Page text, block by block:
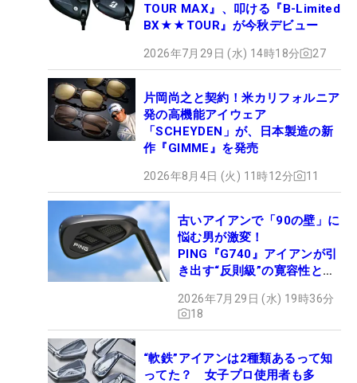
TOUR MAX』、叩ける『B-Limited
BX★★TOUR』が今秋デビュー
2026年7月29日 (水) 14時18分 27
片岡尚之と契約！米カリフォルニア
発の高機能アイウェア
「SCHEYDEN」が、日本製造の新
作『GIMME』を発売
2026年8月4日 (火) 11時12分 11
古いアイアンで「90の壁」に
悩む男が激変！
PING『G740』アイアンが引
き出す“反則級”の寛容性と飛
2026年7月29日 (水) 19時36分
18
“軟鉄”アイアンは2種類あるって知
ってた？ 女子プロ使用者も多